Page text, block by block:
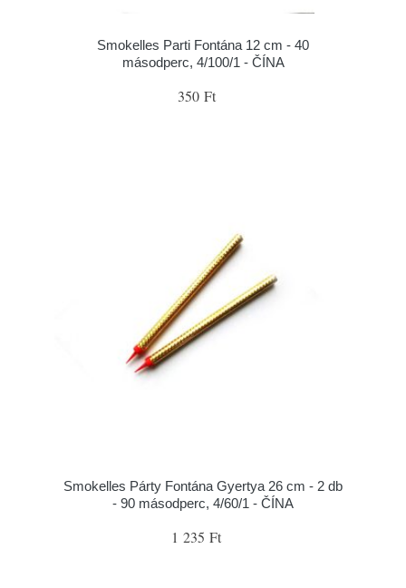
Smokelles Parti Fontána 12 cm - 40
másodperc, 4/100/1 - ČÍNA
350 Ft
Smokelles Párty Fontána Gyertya 26 cm - 2 db
- 90 másodperc, 4/60/1 - ČÍNA
1 235 Ft